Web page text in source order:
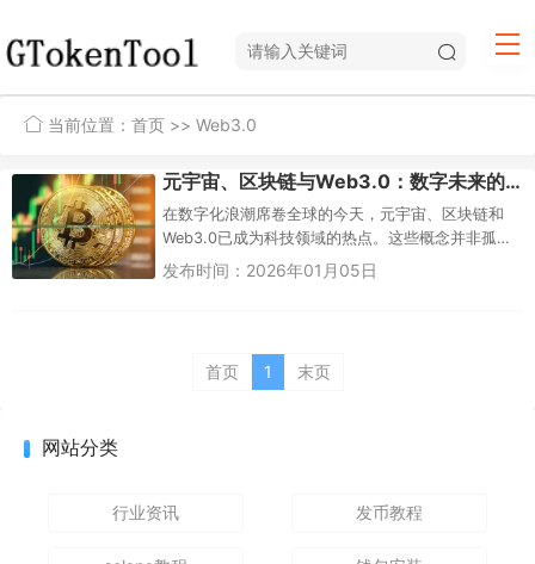
当前位置： 首页 >> Web3.0
元宇宙、区块链与Web3.0：数字未来的交汇点
在数字化浪潮席卷全球的今天，元宇宙、区块链和
Web3.0已成为科技领域的热点。这些概念并非孤立
存在，而是相互交织，共同塑造着互联网的下一阶
发布时间：2026年01月05日
首页 1 末页
网站分类
行业资讯 发币教程